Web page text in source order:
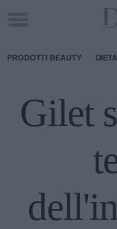
PRODOTTI BEAUTY
Gilet